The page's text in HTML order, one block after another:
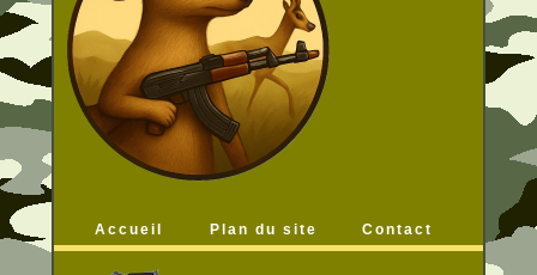
Accueil Plan du site Contact